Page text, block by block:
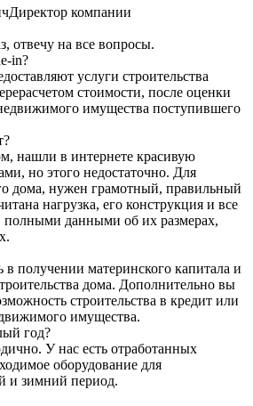
Директор компании
отвечу на все вопросы.
in?
услуги строительства
стоимости, после оценки
имущества поступившего
нашли в интернете красивую
но этого недостаточно. Для
дома, нужен грамотный, правильный
нагрузка, его конструкция и все
данными об их размерах,
получении материнского капитала и
дома. Дополнительно вы
строительства в кредит или
имущества.
год?
У нас есть отработанных
оборудование для
и зимний период.